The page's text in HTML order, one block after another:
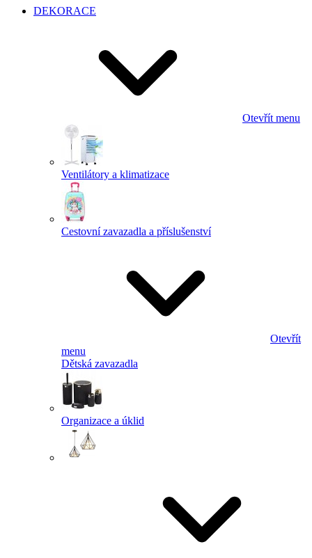
DEKORACE
Otevřít menu
Ventilátory a klimatizace
Cestovní zavazadla a příslušenství
Otevřít
menu
Dětská zavazadla
Organizace a úklid